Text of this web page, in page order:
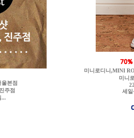
울본점
주점
...
미니로디니,MINI
미니
세일